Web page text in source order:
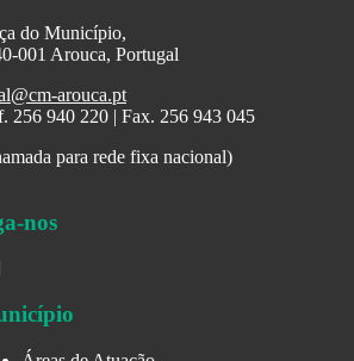
do Município,
001 Arouca, Portugal
arouca.pt
256 940 220 | Fax. 256 943 045
para rede fixa nacional)
nos